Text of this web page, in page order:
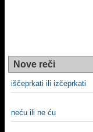
Nove reči
iščeprkati ili izčeprkati
neću ili ne ću